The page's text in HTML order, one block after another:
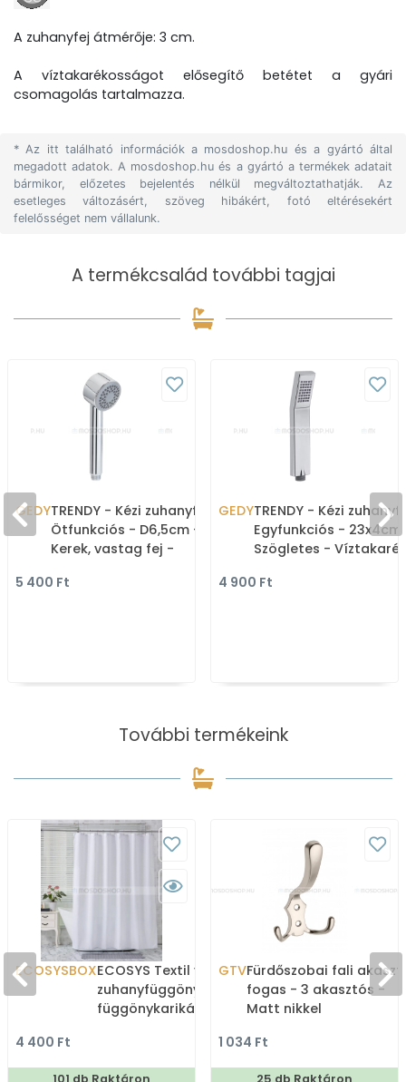
A zuhanyfej átmérője: 3 cm.
A víztakarékosságot elősegítő betétet a gyári
csomagolás tartalmazza.
* Az itt található információk a mosdoshop.hu és a gyártó által
megadott adatok. A mosdoshop.hu és a gyártó a termékek adatait
bármikor, előzetes bejelentés nélkül megváltoztathatják. Az
esetleges változásért, szöveg hibákért, fotó eltérésekért
felelősséget nem vállalunk.
A termékcsalád további tagjai
GEDYTRENDY - Kézi zuhanyfej -
Ötfunkciós - D6,5cm -
Kerek, vastag fej -
Krómozott ABS (GY
5 400 Ft
GEDYTRENDY - Kézi
Egyfunkciós -
Szögletes -
(GYHS10102
4 900 Ft
További termékeink
ECOSYSBOXECOSYS Textil varrott
zuhanyfüggöny 12db
függönykarikával
Zuhanyfüggöny textil
4 400 Ft
101 db Raktáron
GTVFürdőszobai fali
fogas - 3 akasztós -
Matt nikkel
1 034 Ft
25 db Raktáron